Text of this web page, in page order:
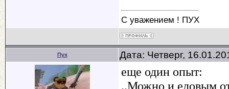
С уважением ! ПУХ
Пух Дата: Четверг,
еще один опыт:
..Можно и еловым